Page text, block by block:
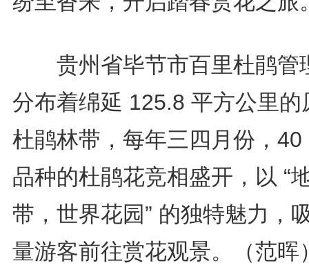
贵州省毕节市百里杜鹃管
分布着绵延 125.8 平方公里的
杜鹃林带，每年三四月份，40
品种的杜鹃花竞相盛开，以 “
带，世界花园” 的独特魅力，
量游客前往赏花观景。（范晖